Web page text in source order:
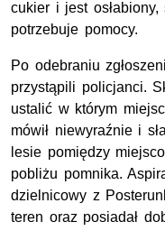
cukier i jest
potrzebuje pomocy.
Po odebraniu
przystąpili policjanci.
ustalić w którym
mówił niewyraźnie i
lesie pomiędzy
pobliżu pomnika.
dzielnicowy z
teren oraz posiadał